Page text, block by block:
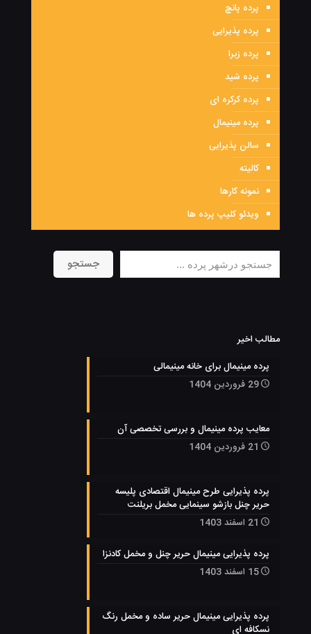
پرده پانچ
پرده پذیرایی
پرده زبرا
پرده شید
پرده کرکره ای
پرده مینیمال
سالن پذیرایی
کالیته
نمونه کارها
ویدئو کلیپ پرده ها
جستجو جستجو
مطالب اخیر
پرده مینیمال برای خانه مینیمالی
29 فروردین 1404
معایب پرده مینیمال و بررسی تخصصی آن
21 فروردین 1404
پرده پذیرایی طرح مینیمال اقتصادی پلیسه
حریر چنل بازشو سینمایی مخمل بریلنت
21 اسفند 1403
پرده پذیرایی مینیمال حریر چنل و مخمل کادنزا
15 اسفند 1403
پرده پذیرایی مینیمال حریر ساده و مخمل رنگ
نسکافه ای